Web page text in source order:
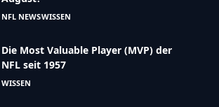
NFL NEWSWISSEN
Die Most Valuable Player (MVP) der
NFL seit 1957
WISSEN